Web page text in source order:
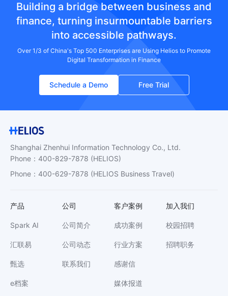
Building a bridge between business and
finance, turning insurmountable barriers
into accessible pathways.
Over 1/3 of China's Top 500 Enterprises are Using Helios to Promote
Digital Transformation in Finance
Schedule a Demo Free Trial
Shanghai Zhenhui Information Technology Co., Ltd.
Phone ： 400-829-7878 (HELIOS)
Phone ： 400-629-7878 (HELIOS Business Travel)
产品
Spark AI
汇联易
甄选
e档案
公司
公司简介
公司动态
联系我们
客户案例
成功案例
行业方案
感谢信
媒体报道
加入我们
校园招聘
招聘职务